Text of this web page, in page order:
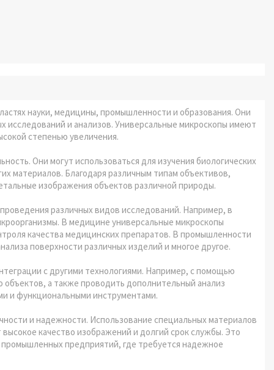
науки, медицины, промышленности и образования. Они
исследований и анализов. Универсальные микроскопы имеют
степенью увеличения.
Они могут использоваться для изучения биологических
материалов. Благодаря различным типам объективов,
изображения объектов различной природы.
различных видов исследований. Например, в
В медицине универсальные микроскопы
качества медицинских препаратов. В промышленности
поверхности различных изделий и многое другое.
с другими технологиями. Например, с помощью
а также проводить дополнительный анализ
и функциональными инструментами.
и надежности. Использование специальных материалов
качество изображений и долгий срок службы. Это
предприятий, где требуется надежное